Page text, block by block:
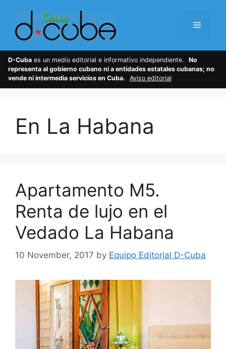
content
Menu
D-Cuba es un medio editorial e informativo independiente.
No
representa al gobierno cubano ni a entidades estatales cubanas; no
vende ni intermedia servicios en Cuba.
Aviso editorial
En La Habana
Apartamento M5.
Renta de lujo en el
Vedado La Habana
10 November, 2017 by Equipo Editorial D-Cuba